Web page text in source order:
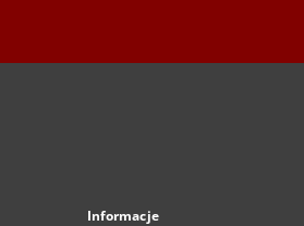
Informacje